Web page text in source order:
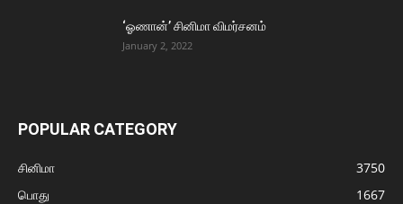
‘ஓணான்’ சினிமா விமர்சனம்
January 2, 2022
POPULAR CATEGORY
சினிமா
3750
பொது
1667